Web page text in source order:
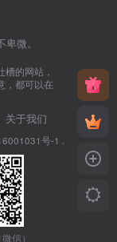
微。
的网站，
，都可以在
关于我们
号-1 .
信）